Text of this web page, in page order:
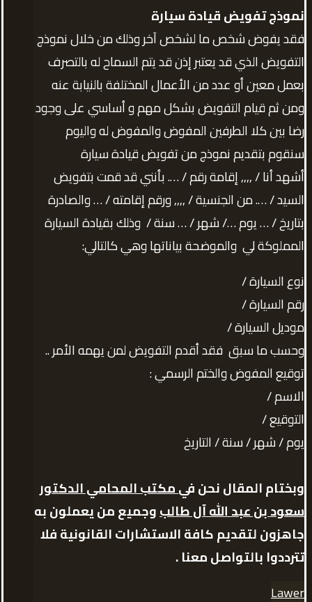
نموذج تفويض قيادة سيارة
فقد يفوض شخص ما لشخص آخر وذلك من خلال نموذج
التفويض الذي قد يعتبر إذن قد يتم السماح له بالتصرف
بعمل معين أو عدد من الأعمال المختلفة بالنيابة عنه
ومن ثم قيام التفويض بشكل مهم و أساسي على وجود
رضا بين كلا الطرفين المفوض والمفوض له واليوم
سنقوم بتقديم نموذج من تفويض قيادة سيارة
أشهد أنا / ,,,, إقامة رقم / …. بأنني قد قمت بتفويض
السيد / …. من الجنسية / ,,,, ورقم إقامته / … والصادرة
بتاريخ / … يوم …/ شهر / … سنة / وذلك بقيادة السيارة
المملوكة لي والموضحة بياناتها وهي كالتالي:
نوع السيارة /
رقم السيارة /
موديل السيارة /
وحسب ما سبق فقد أقدم التفويض لمن يهمه الأمر ..
توقيع المفوض والختم الرسمي :
الاسم /
التوقيع /
يوم / شهر / سنة / التاريخ
وبختام المقال نحن فيمكتب المحامي الدكتور
سعود بن عبد الله آل طالبوجميع من يعملون به
جاهزون لتقديم كافة الاستشارات القانونية فلا
تترددوا بالتواصل معنا .
Lawer